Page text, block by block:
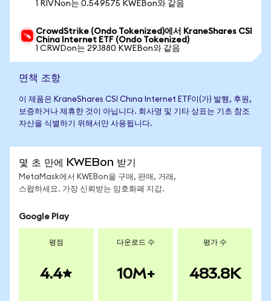
1 RIVNon는 0.549575 KWEBon와 같음
CrowdStrike (Ondo Tokenized)에서 KraneShares CSI
China Internet ETF (Ondo Tokenized)
1 CRWDon는 29.1880 KWEBon와 같음
면책 조항
이 제품은 KraneShares CSI China Internet ETF이(가) 발행, 후원,
보증하거나 제휴한 것이 아닙니다. 회사명 및 기타 상표는 기초 참조
자산을 식별하기 위해서만 사용됩니다.
몇 초 만에 KWEBon 받기
MetaMask에서 KWEBon을 구매, 판매, 거래,
스왑하세요. 가장 신뢰받는 암호화폐 지갑.
Google Play
평점
4.4
다운로드 수
10M+
평가 수
483.8K